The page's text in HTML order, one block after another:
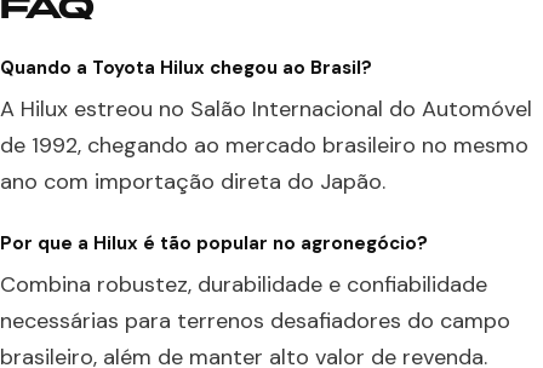
Quando a Toyota Hilux chegou ao Brasil?
A Hilux estreou no Salão Internacional do Automóvel
de 1992, chegando ao mercado brasileiro no mesmo
ano com importação direta do Japão.
Por que a Hilux é tão popular no agronegócio?
Combina robustez, durabilidade e confiabilidade
necessárias para terrenos desafiadores do campo
brasileiro, além de manter alto valor de revenda.